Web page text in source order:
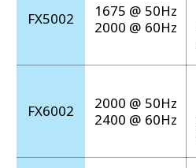
FX5002
1675 @ 50Hz
2000 @ 60Hz
FX6002
2000 @ 50Hz
2400 @ 60Hz